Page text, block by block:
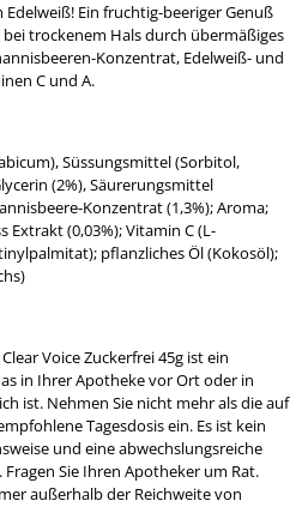
Edelweiß! Ein fruchtig-beeriger Genuß
trockenem Hals durch übermäßiges
Konzentrat, Edelweiß- und
C und A.
Süssungsmittel (Sorbitol,
(2%), Säurerungsmittel
Konzentrat (1,3%); Aroma;
Extrakt (0,03%); Vitamin C (L-
pflanzliches Öl (Kokosöl);
Voice Zuckerfrei 45g ist ein
in Ihrer Apotheke vor Ort oder in
ist. Nehmen Sie nicht mehr als die auf
Tagesdosis ein. Es ist kein
und eine abwechslungsreiche
Sie Ihren Apotheker um Rat.
außerhalb der Reichweite von